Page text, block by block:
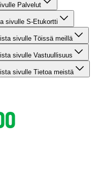
Palvelut
sivulle S-Etukortti
sivulle Töissä meillä
sivulle Vastuullisuus
sivulle Tietoa meistä